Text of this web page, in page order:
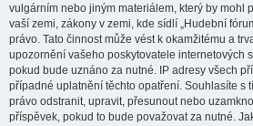
vulgárním nebo jiným materiálem, který by mohl
vaší zemi, zákony v zemi, kde sídlí „Hudební
právo. Tato činnost může vést k okamžitému a
upozornění vašeho poskytovatele internetových
pokud bude uznáno za nutné. IP adresy všech
případné uplatnění těchto opatření. Souhlasíte s
právo odstranit, upravit, přesunout nebo
příspěvek, pokud to bude považovat za nutné.